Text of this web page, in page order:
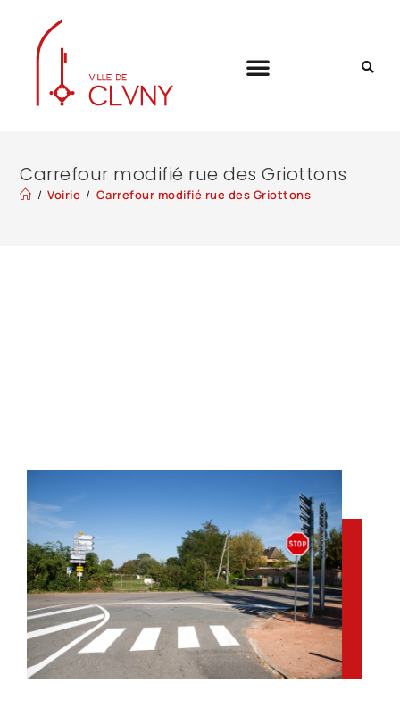
Carrefour modifié rue des Griottons
/ Voirie / Carrefour modifié rue des Griottons